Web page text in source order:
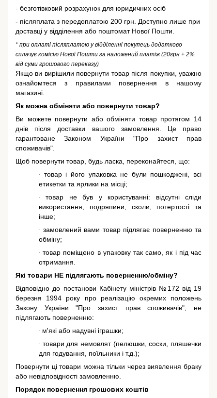
- безготівковий розрахунок для юридичних осіб
- післяплата з передоплатою 200 грн. Доступно лише при
доставці у відділення або поштомат Нової Пошти.
* при оплаті післяплатою у відділенні покупець додатково
сплачує комісію Нової Пошти за наложений платіж (20грн + 2%
від суми грошового переказу)
Якщо ви вирішили повернути товар після покупки, уважно
ознайомтеся з правилами повернення в нашому
магазині.
Як можна обміняти або повернути товар?
Ви можете повернути або обміняти товар протягом 14
днів після доставки вашого замовлення. Це право
гарантованеЗаконом України "Про захист прав
споживачів".
Щоб повернути товар, будь ласка, переконайтеся, що:
· товар і його упаковка не були пошкоджені, всі
етикетки та ярлики на місці;
·товар не був у користуванні: відсутні сліди
використання, подряпини, сколи, потертості та
інше;
· замовлений вами товар підлягає поверненню та
обміну;
·товар поміщено в упаковку так само, як і під час
отримання.
Які товари НЕ підлягають поверненню/обміну?
Відповідно до постанови Кабінету міністрів №172 від 19
березня 1994 року про реалізацію окремих положень
Закону України "Про захист прав споживачів", не
підлягають поверненню:
· м'які або надувні іграшки;
· товари для немовлят (пелюшки, соски, пляшечки
для годування, поїльники і т.д.);
Повернути ці товари можна тільки через виявлення браку
або невідповідності замовленню.
Порядок повернення грошових коштів